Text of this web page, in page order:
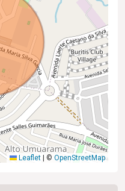
Leaflet © OpenStreetMap